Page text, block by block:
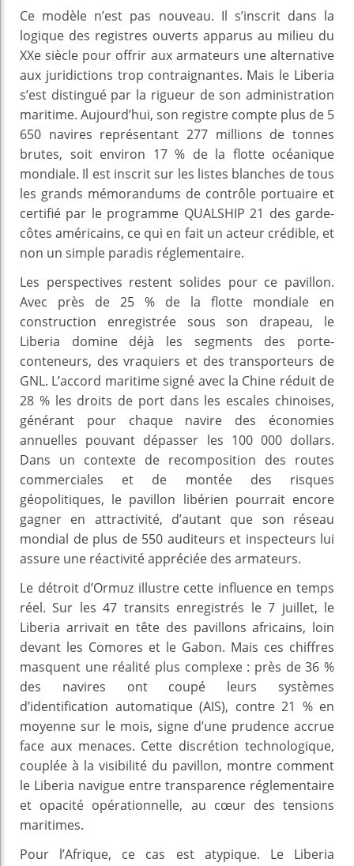
Ce modèle n’est pas nouveau. Il s’inscrit dans la
logique des registres ouverts apparus au milieu du
XXe siècle pour offrir aux armateurs une alternative
aux juridictions trop contraignantes. Mais le Liberia
s’est distingué par la rigueur de son administration
maritime. Aujourd’hui, son registre compte plus de 5
650 navires représentant 277 millions de tonnes
brutes, soit environ 17 % de la flotte océanique
mondiale. Il est inscrit sur les listes blanches de tous
les grands mémorandums de contrôle portuaire et
certifié par le programme QUALSHIP 21 des garde-
côtes américains, ce qui en fait un acteur crédible, et
non un simple paradis réglementaire.
Les perspectives restent solides pour ce pavillon.
Avec près de 25 % de la flotte mondiale en
construction enregistrée sous son drapeau, le
Liberia domine déjà les segments des porte-
conteneurs, des vraquiers et des transporteurs de
GNL. L’accord maritime signé avec la Chine réduit de
28 % les droits de port dans les escales chinoises,
générant pour chaque navire des économies
annuelles pouvant dépasser les 100 000 dollars.
Dans un contexte de recomposition des routes
commerciales et de montée des risques
géopolitiques, le pavillon libérien pourrait encore
gagner en attractivité, d’autant que son réseau
mondial de plus de 550 auditeurs et inspecteurs lui
assure une réactivité appréciée des armateurs.
Le détroit d’Ormuz illustre cette influence en temps
réel. Sur les 47 transits enregistrés le 7 juillet, le
Liberia arrivait en tête des pavillons africains, loin
devant les Comores et le Gabon. Mais ces chiffres
masquent une réalité plus complexe : près de 36 %
des navires ont coupé leurs systèmes
d’identification automatique (AIS), contre 21 % en
moyenne sur le mois, signe d’une prudence accrue
face aux menaces. Cette discrétion technologique,
couplée à la visibilité du pavillon, montre comment
le Liberia navigue entre transparence réglementaire
et opacité opérationnelle, au cœur des tensions
maritimes.
Pour l’Afrique, ce cas est atypique. Le Liberia